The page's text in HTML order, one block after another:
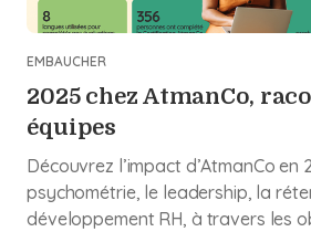
EMBAUCHER
2025 chez AtmanCo,
équipes
Découvrez l’impact d’AtmanCo en
psychométrie, le leadership, la
développement RH, à travers les